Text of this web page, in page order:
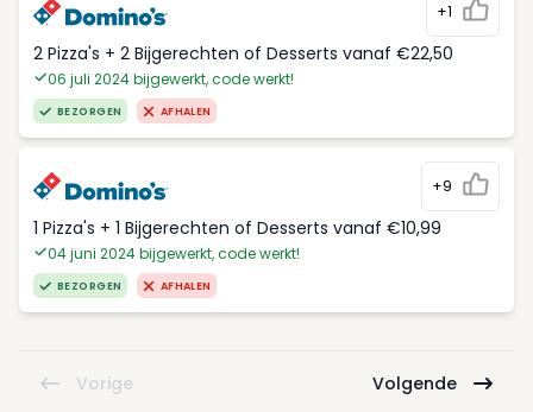
+1
2 Pizza's + 2 Bijgerechten of Desserts vanaf €22,50
06 juli 2024 bijgewerkt, code werkt!
BEZORGEN AFHALEN
+9
1 Pizza's + 1 Bijgerechten of Desserts vanaf €10,99
04 juni 2024 bijgewerkt, code werkt!
BEZORGEN AFHALEN
Vorige Volgende